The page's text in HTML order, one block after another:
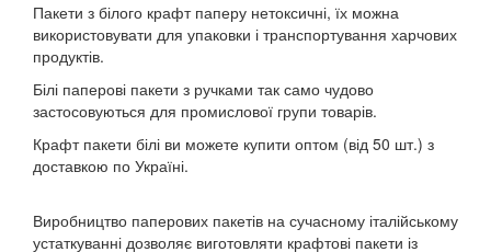
Пакети з білого крафт паперу нетоксичні, їх можна
використовувати для упаковки і транспортування харчових
продуктів.
Білі паперові пакети з ручками так само чудово
застосовуються для промислової групи товарів.
Крафт пакети білі ви можете купити оптом (від 50 шт.) з
доставкою по Україні.
Виробництво паперових пакетів на сучасному італійському
устаткуванні дозволяє виготовляти крафтові пакети із